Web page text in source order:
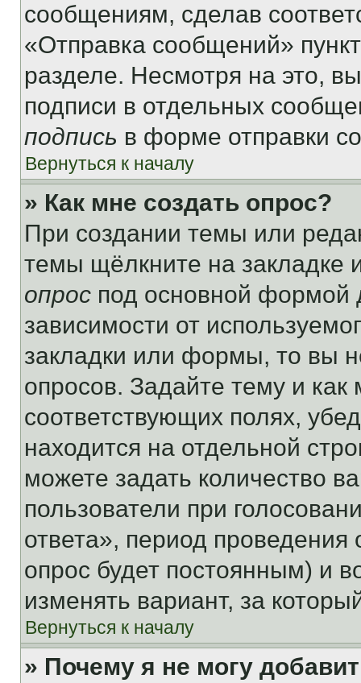
сообщениям, сделав
«Отправка сообщений»
разделе. Несмотря на это,
подписи в отдельных
подпись в форме отправки
Вернуться к началу
» Как мне создать опрос?
При создании темы или
темы щёлкните на
опрос под основной формой
зависимости от
закладки или формы, то вы
опросов. Задайте тему и
соответствующих полях,
находится на отдельной
можете задать количество
пользователи при
ответа», период проведения
опрос будет постоянным) и
изменять вариант, за
Вернуться к началу
» Почему я не могу